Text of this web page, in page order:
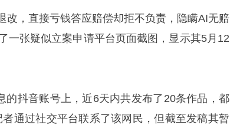
改，直接亏钱答应赔偿却拒不负责，隐瞒AI无赔
一张疑似立案申请平台页面截图，显示其5月12
的抖音账号上，近6天内共发布了20条作品，都
通过社交平台联系了该网民，但截至发稿其暂